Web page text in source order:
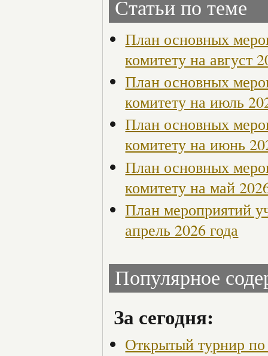
Статьи по теме
План основных
комитету на август
План основных
комитету на июль
План основных
комитету на июнь
План основных
комитету на май
План мероприятий
апрель 2026 года
Популярное
За сегодня:
Открытый турнир